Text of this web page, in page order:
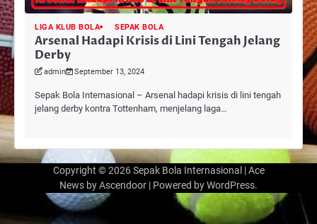
LIGA KLUB BOLA SEPAK BOLA
Arsenal Hadapi Krisis di Lini Tengah Jelang
Derby
admin September 13, 2024
Sepak Bola Internasional – Arsenal hadapi krisis di lini tengah
jelang derby kontra Tottenham, menjelang laga…
Copyright © 2026Sepak Bola Internasional | Ace
News byAscendoor | Powered byWordPress.